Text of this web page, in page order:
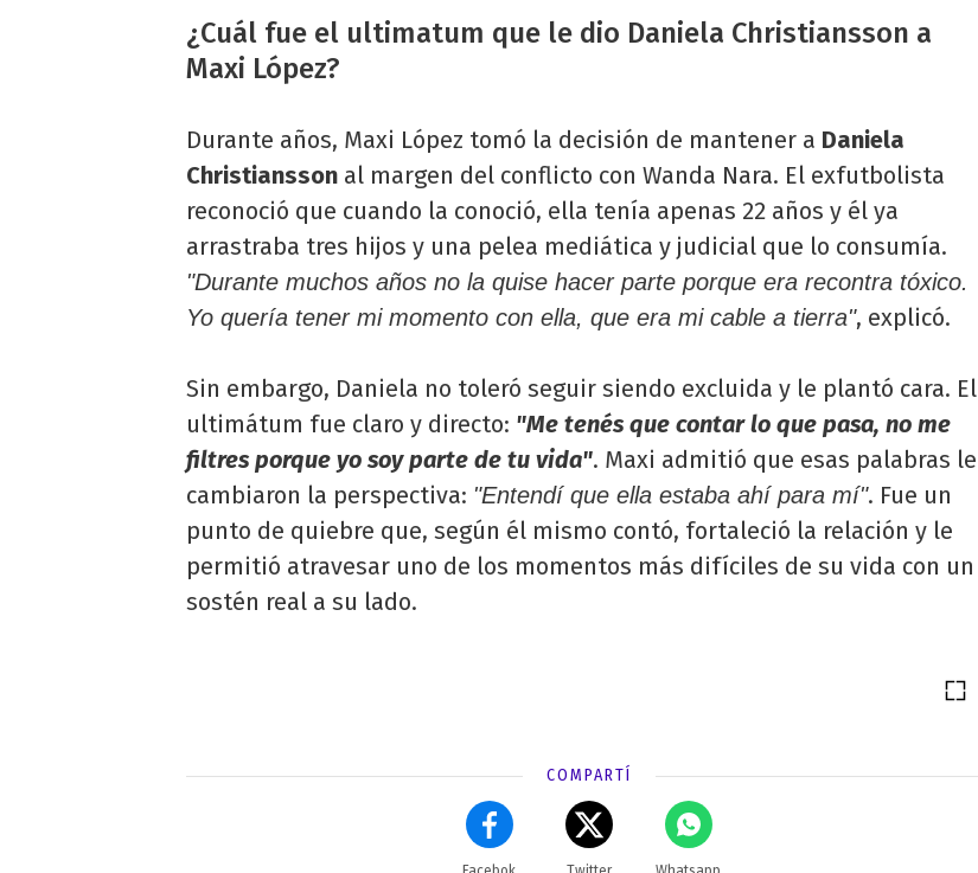
¿Cuál fue el ultimatum que le dio Daniela Christiansson a
Maxi López?
Durante años, Maxi López tomó la decisión de mantener a Daniela
Christiansson al margen del conflicto con Wanda Nara. El exfutbolista
reconoció que cuando la conoció, ella tenía apenas 22 años y él ya
arrastraba tres hijos y una pelea mediática y judicial que lo consumía.
"Durante muchos años no la quise hacer parte porque era recontra tóxico.
Yo quería tener mi momento con ella, que era mi cable a tierra", explicó.
Sin embargo, Daniela no toleró seguir siendo excluida y le plantó cara. El
ultimátum fue claro y directo: "Me tenés que contar lo que pasa, no me
filtres porque yo soy parte de tu vida". Maxi admitió que esas palabras le
cambiaron la perspectiva: "Entendí que ella estaba ahí para mí". Fue un
punto de quiebre que, según él mismo contó, fortaleció la relación y le
permitió atravesar uno de los momentos más difíciles de su vida con un
sostén real a su lado.
COMPARTÍ